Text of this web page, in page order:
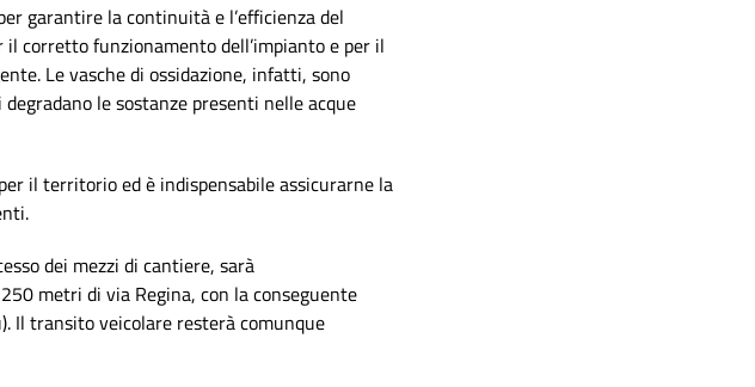
garantire la continuità e l’efficienza del
corretto funzionamento dell’impianto e per il
Le vasche di ossidazione, infatti, sono
le sostanze presenti nelle acque
il territorio ed è indispensabile assicurarne la
dei mezzi di cantiere, sarà
metri di via Regina, con la conseguente
Il transito veicolare resterà comunque